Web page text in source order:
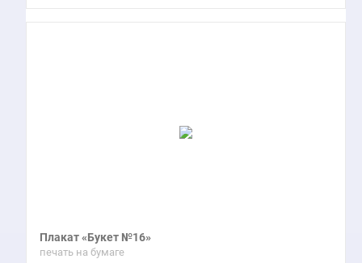
Плакат «Букет №16»
печать на бумаге